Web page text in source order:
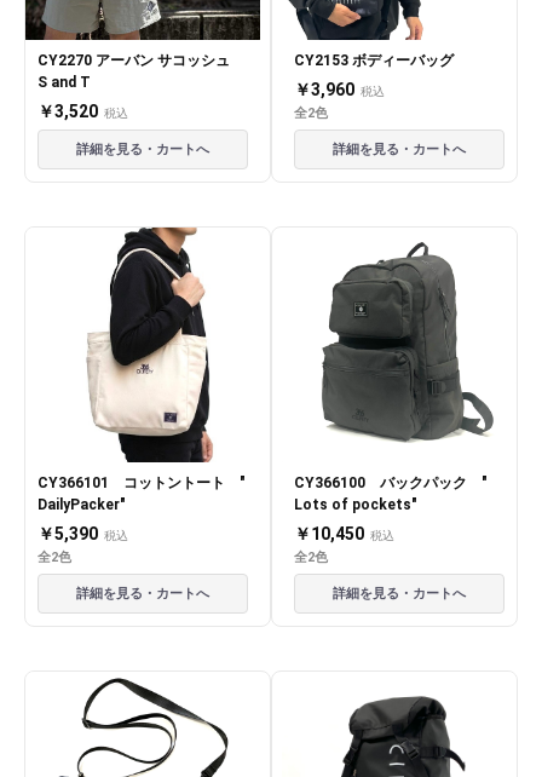
CY2270 アーバン サコッシュ
S and T
￥3,520 税込
詳細を見る・カートへ
CY2153 ボディーバッグ
￥3,960 税込
全2色
詳細を見る・カートへ
CY366101 コットントート "
DailyPacker"
￥5,390 税込
全2色
詳細を見る・カートへ
CY366100 バックパック "
Lots of pockets"
￥10,450 税込
全2色
詳細を見る・カートへ